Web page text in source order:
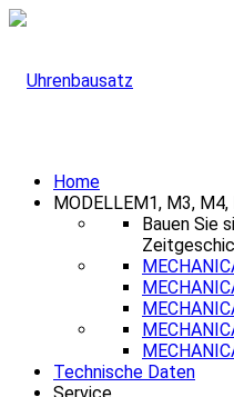
Home
MODELLEM1, M3, M4,
Bauen Sie
Technische Daten